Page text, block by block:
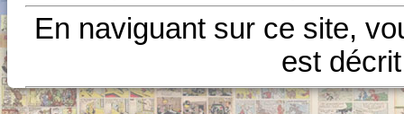
En naviguant sur ce site,
est